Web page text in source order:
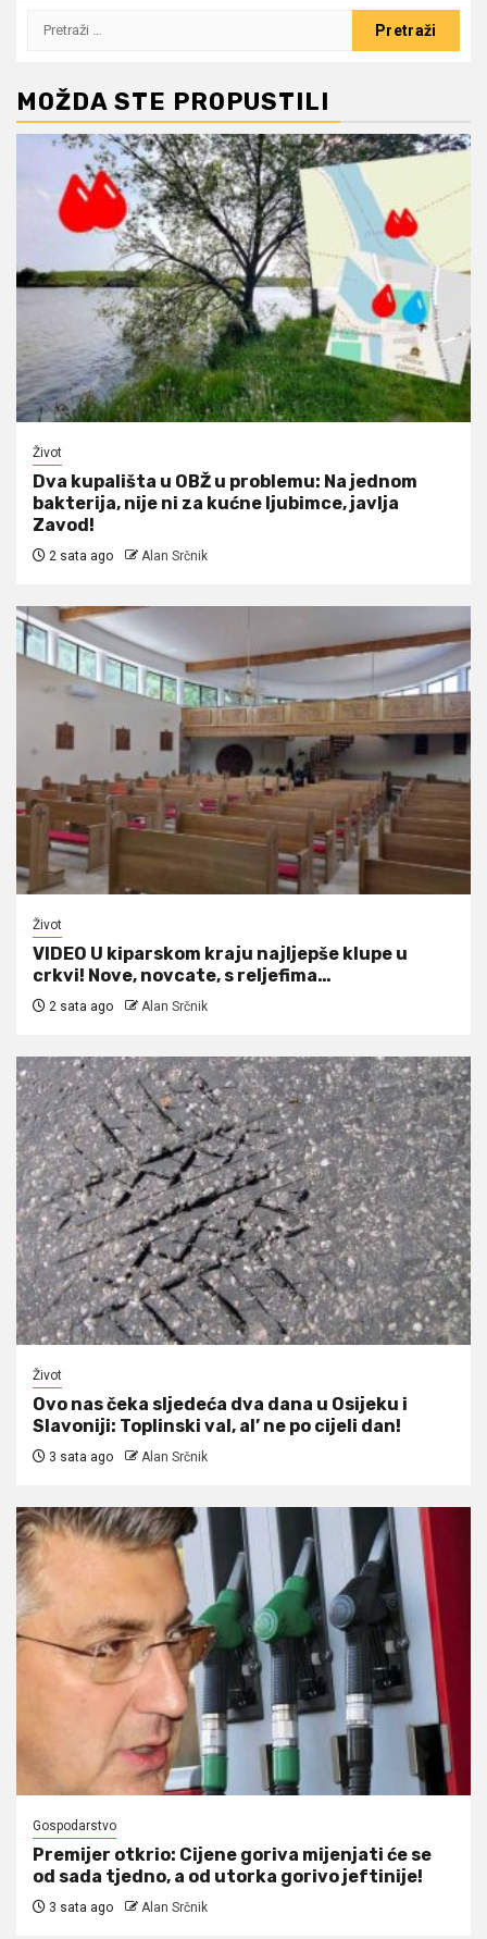
Pretraži:
MOŽDA STE PROPUSTILI
Život
Dva kupališta u OBŽ u problemu: Na jednom
bakterija, nije ni za kućne ljubimce, javlja
Zavod!
2 sata ago Alan Srčnik
Život
VIDEO U kiparskom kraju najljepše klupe u
crkvi! Nove, novcate, s reljefima…
2 sata ago Alan Srčnik
Život
Ovo nas čeka sljedeća dva dana u Osijeku i
Slavoniji: Toplinski val, al’ ne po cijeli dan!
3 sata ago Alan Srčnik
Gospodarstvo
Premijer otkrio: Cijene goriva mijenjati će se
od sada tjedno, a od utorka gorivo jeftinije!
3 sata ago Alan Srčnik